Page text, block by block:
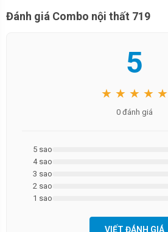
Đánh giá Combo nội thất 719
5
★ ★ ★ ★ ★
0 đánh giá
5 sao
4 sao
3 sao
2 sao
1 sao
VIẾT ĐÁNH GIÁ